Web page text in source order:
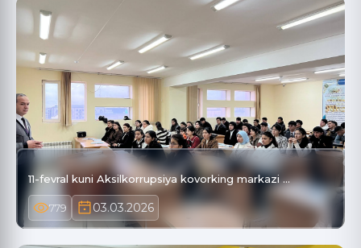
11-fevral kuni Aksilkorrupsiya kovorking markazi …
779 03.03.2026